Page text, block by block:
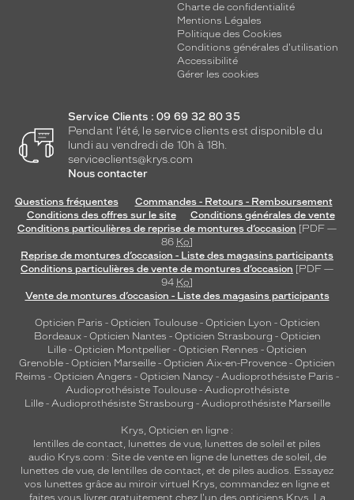
Charte de confidentialité
Mentions Légales
Politique des Cookies
Conditions générales d'utilisation
Accessibilité
Gérer les cookies
Service Clients : 09 69 32 80 35
Pendant l'été, le service clients est disponible du
lundi au vendredi de 10h à 18h.
serviceclients@krys.com
Nous contacter
Questions fréquentes
Commandes - Retours - Remboursement
Conditions des offres sur le site
Conditions générales de vente
Conditions particulières de reprise de montures d’occasion [PDF —
86 Ko]
Reprise de montures d’occasion - Liste des magasins participants
Conditions particulières de vente de montures d’occasion [PDF —
94 Ko]
Vente de montures d’occasion - Liste des magasins participants
Opticien Paris - Opticien Toulouse- Opticien Lyon - Opticien
Bordeaux- Opticien Nantes - Opticien Strasbourg - Opticien
Lille - Opticien Montpellier - Opticien Rennes - Opticien
Grenoble - Opticien Marseille - Opticien Aix-en-Provence - Opticien
Reims - Opticien Angers - Opticien Nancy - Audioprothésiste Paris -
Audioprothésiste Toulouse- Audioprothésiste
Lille- Audioprothésiste Strasbourg - Audioprothésiste Marseille
Krys, Opticien en ligne :
lentilles de contact lunettes de vue, lunettes de soleil et piles
audio Krys.com : Site de vente en ligne de lunettes de soleil, de
lunettes de vue, de lentilles de contact , et de piles audios. Essayez
vos lunettes grâce au miroir virtuel Krys, commandez en ligne et
faites vous livrer gratuitement chez l'un des opticiens Krys. La